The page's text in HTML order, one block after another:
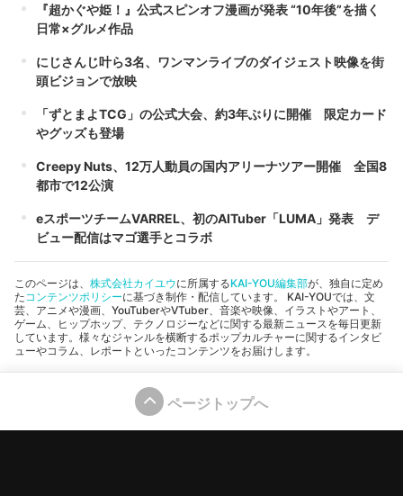
『超かぐや姫！』公式スピンオフ漫画が発表 “10年後”を描く
日常×グルメ作品
にじさんじ叶ら3名、ワンマンライブのダイジェスト映像を街
頭ビジョンで放映
「ずとまよTCG」の公式大会、約3年ぶりに開催 限定カード
やグッズも登場
Creepy Nuts、12万人動員の国内アリーナツアー開催 全国8
都市で12公演
eスポーツチームVARREL、初のAITuber「LUMA」発表 デ
ビュー配信はマゴ選手とコラボ
このページは、 株式会社カイユウに所属するKAI-YOU編集部が、独自に定め
た コンテンツポリシーに基づき制作・配信しています。 KAI-YOUでは、文
芸、アニメや漫画、YouTuberやVTuber、音楽や映像、イラストやアート、
ゲーム、ヒップホップ、テクノロジーなどに関する最新ニュースを毎日更新
しています。様々なジャンルを横断するポップカルチャーに関するインタビ
ューやコラム、レポートといったコンテンツをお届けします。
ページトップへ